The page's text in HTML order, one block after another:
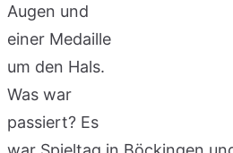
Augen und
einer Medaille
um den Hals.
Was war
passiert? Es